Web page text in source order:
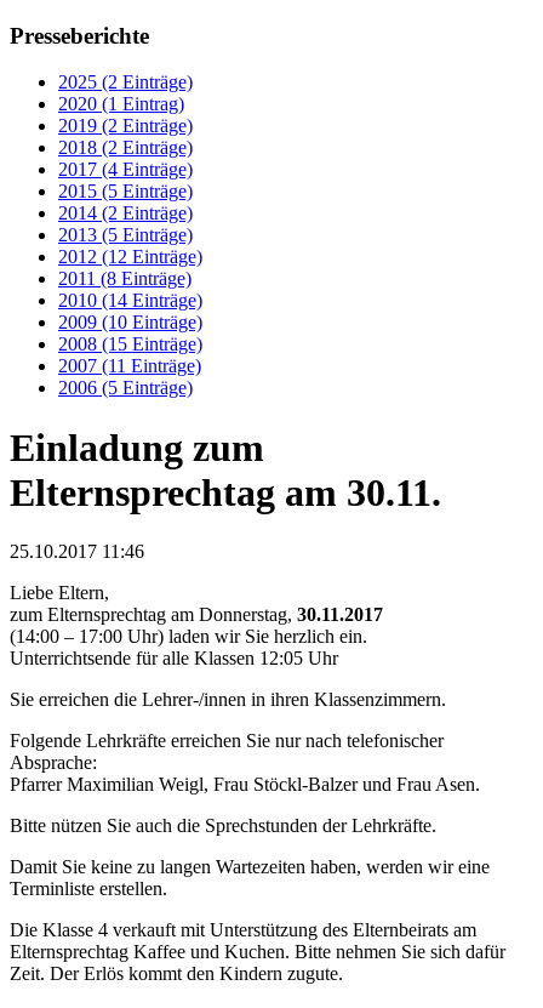
Presseberichte
2025 (2 Einträge)
2020 (1 Eintrag)
2019 (2 Einträge)
2018 (2 Einträge)
2017 (4 Einträge)
2015 (5 Einträge)
2014 (2 Einträge)
2013 (5 Einträge)
2012 (12 Einträge)
2011 (8 Einträge)
2010 (14 Einträge)
2009 (10 Einträge)
2008 (15 Einträge)
2007 (11 Einträge)
2006 (5 Einträge)
Einladung zum
Elternsprechtag am 30.11.
25.10.2017 11:46
Liebe Eltern,
zum Elternsprechtag am Donnerstag, 30.11.2017
(14:00 – 17:00 Uhr) laden wir Sie herzlich ein.
Unterrichtsende für alle Klassen 12:05 Uhr
Sie erreichen die Lehrer-/innen in ihren Klassenzimmern.
Folgende Lehrkräfte erreichen Sie nur nach telefonischer
Absprache:
Pfarrer Maximilian Weigl, Frau Stöckl-Balzer und Frau Asen.
Bitte nützen Sie auch die Sprechstunden der Lehrkräfte.
Damit Sie keine zu langen Wartezeiten haben, werden wir eine
Terminliste erstellen.
Die Klasse 4 verkauft mit Unterstützung des Elternbeirats am
Elternsprechtag Kaffee und Kuchen. Bitte nehmen Sie sich dafür
Zeit. Der Erlös kommt den Kindern zugute.